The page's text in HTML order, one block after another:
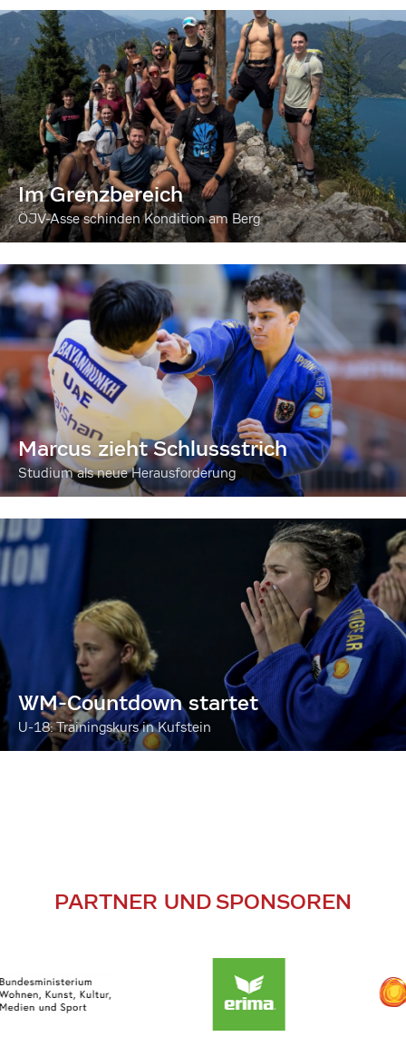
Im Grenzbereich
ÖJV-Asse schinden Kondition am Berg
Marcus zieht Schlussstrich
Studium als neue Herausforderung
WM-Countdown startet
U-18: Trainingskurs in Kufstein
PARTNER UND SPONSOREN